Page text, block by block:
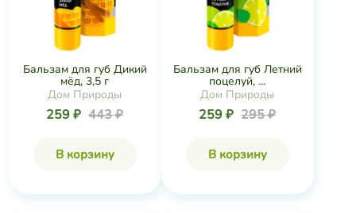
Бальзам для губ Дикий
мёд, 3,5 г
Дом Природы
259 ₽ 443 ₽
В корзину
Бальзам для губ Летний
поцелуй, ...
Дом Природы
259 ₽ 295 ₽
В корзину